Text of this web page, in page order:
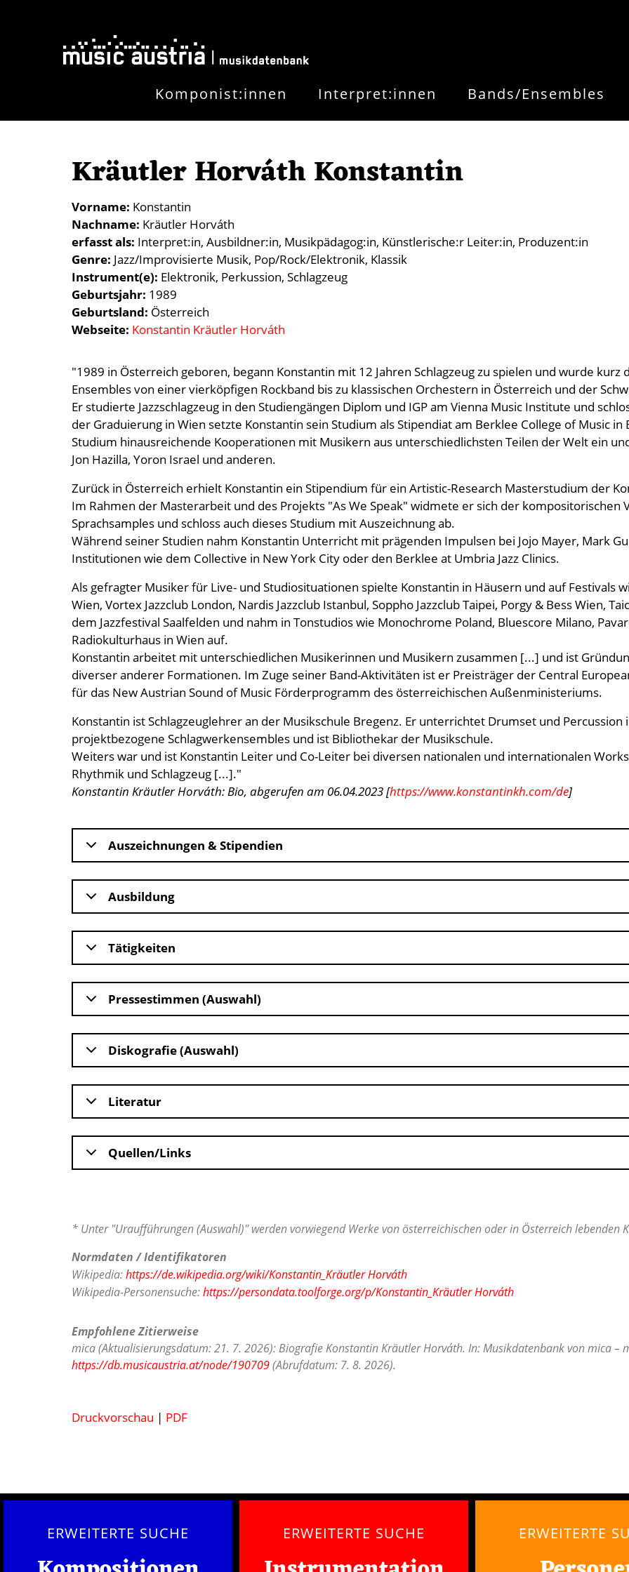
Komponist:innen Interpret:innen Bands/Ensembles
Kräutler Horváth Konstantin
Vorname Konstantin
Nachname Kräutler Horváth
erfasst als Interpret:in Ausbildner:in Musikpädagog:in Künstlerische:r Leiter:in Produzent:in
Genre Jazz/Improvisierte Musik Pop/Rock/Elektronik Klassik
Instrument(e) Elektronik Perkussion Schlagzeug
Geburtsjahr 1989
Geburtsland Österreich
Webseite Konstantin Kräutler Horváth
"1989 in Österreich geboren, begann Konstantin mit 12 Jahren Schlagzeug zu spielen und wurde
Ensembles von einer vierköpfigen Rockband bis zu klassischen Orchestern in Österreich und der
Er studierte Jazzschlagzeug in den Studiengängen Diplom und IGP am Vienna Music Institute und
der Graduierung in Wien setzte Konstantin sein Studium als Stipendiat am Berklee College of Music
Studium hinausreichende Kooperationen mit Musikern aus unterschiedlichsten Teilen der Welt ein
Jon Hazilla, Yoron Israel und anderen.
Zurück in Österreich erhielt Konstantin ein Stipendium für ein Artistic-Research Masterstudium der
Im Rahmen der Masterarbeit und des Projekts "As We Speak" widmete er sich der kompositorischen
Sprachsamples und schloss auch dieses Studium mit Auszeichnung ab.
Während seiner Studien nahm Konstantin Unterricht mit prägenden Impulsen bei Jojo Mayer, Mark
Institutionen wie dem Collective in New York City oder den Berklee at Umbria Jazz Clinics.
Als gefragter Musiker für Live- und Studiosituationen spielte Konstantin in Häusern und auf Festivals
Wien, Vortex Jazzclub London, Nardis Jazzclub Istanbul, Soppho Jazzclub Taipei, Porgy & Bess Wien,
dem Jazzfestival Saalfelden und nahm in Tonstudios wie Monochrome Poland, Bluescore Milano,
Radiokulturhaus in Wien auf.
Konstantin arbeitet mit unterschiedlichen Musikerinnen und Musikern zusammen [...] und ist
diverser anderer Formationen. Im Zuge seiner Band-Aktivitäten ist er Preisträger der Central
für das New Austrian Sound of Music Förderprogramm des österreichischen Außenministeriums.
​Konstantin ist Schlagzeuglehrer an der Musikschule Bregenz. Er unterrichtet Drumset und Percussion
projektbezogene Schlagwerkensembles und ist Bibliothekar der Musikschule.
Weiters war und ist Konstantin Leiter und Co-Leiter bei diversen nationalen und internationalen
Rhythmik und Schlagzeug [...]."
Konstantin Kräutler Horváth: Bio, abgerufen am 06.04.2023 [https://www.konstantinkh.com/de]
Auszeichnungen & Stipendien
Ausbildung
Tätigkeiten
Pressestimmen (Auswahl)
Diskografie (Auswahl)
Literatur
Quellen/Links
* Unter "Uraufführungen (Auswahl)" werden vorwiegend Werke von österreichischen oder in Österreich lebenden
Normdaten / Identifikatoren
Wikipedia:https://de.wikipedia.org/wiki/Konstantin_Kräutler Horváth
Wikipedia-Personensuche:https://persondata.toolforge.org/p/Konstantin_Kräutler Horváth
Empfohlene Zitierweise
mica (Aktualisierungsdatum: 21. 7. 2026): Biografie Konstantin Kräutler Horváth. In: Musikdatenbank von mica –
https://db.musicaustria.at/node/190709(Abrufdatum: 7. 8. 2026).
Druckvorschau | PDF
ERWEITERTE SUCHE ERWEITERTE SUCHE ERWEITERTE